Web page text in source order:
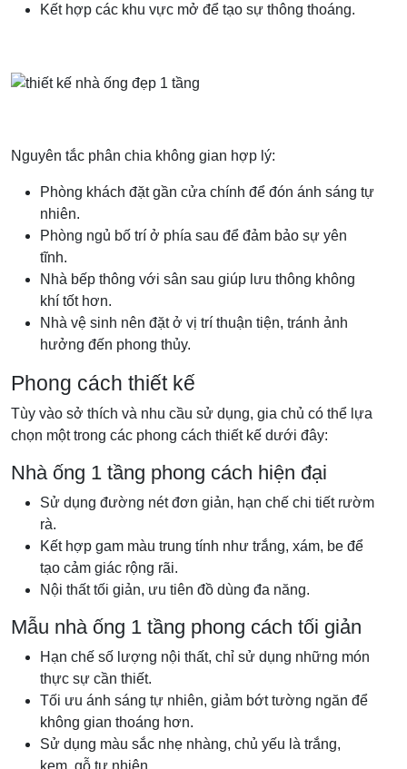
Kết hợp các khu vực mở để tạo sự thông thoáng.
Nguyên tắc phân chia không gian hợp lý:
Phòng khách đặt gần cửa chính để đón ánh sáng tự
nhiên.
Phòng ngủ bố trí ở phía sau để đảm bảo sự yên
tĩnh.
Nhà bếp thông với sân sau giúp lưu thông không
khí tốt hơn.
Nhà vệ sinh nên đặt ở vị trí thuận tiện, tránh ảnh
hưởng đến phong thủy.
Phong cách thiết kế
Tùy vào sở thích và nhu cầu sử dụng, gia chủ có thể lựa
chọn một trong các phong cách thiết kế dưới đây:
Nhà ống 1 tầng phong cách hiện đại
Sử dụng đường nét đơn giản, hạn chế chi tiết rườm
rà.
Kết hợp gam màu trung tính như trắng, xám, be để
tạo cảm giác rộng rãi.
Nội thất tối giản, ưu tiên đồ dùng đa năng.
Mẫu nhà ống 1 tầng phong cách tối giản
Hạn chế số lượng nội thất, chỉ sử dụng những món
thực sự cần thiết.
Tối ưu ánh sáng tự nhiên, giảm bớt tường ngăn để
không gian thoáng hơn.
Sử dụng màu sắc nhẹ nhàng, chủ yếu là trắng,
kem, gỗ tự nhiên.